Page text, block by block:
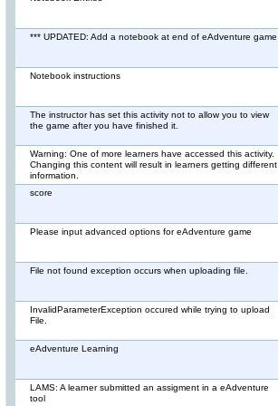
*** UPDATED: Add a notebook at end of eAdventure game
Notebook instructions
The instructor has set this activity not to allow you to view
the game after you have finished it.
Warning: One of more learners have accessed this activity.
Changing this content will result in learners getting different
information.
score
Please input advanced options for eAdventure game
File not found exception occurs when uploading file.
InvalidParameterException occured while trying to upload
File.
eAdventure Learning
LAMS: A learner submitted an assigment in a eAdventure
tool